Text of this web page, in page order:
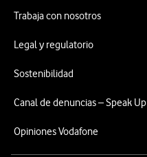
Trabaja con nosotros
Legal y regulatorio
Sostenibilidad
Canal de denuncias – Speak Up
Opiniones Vodafone